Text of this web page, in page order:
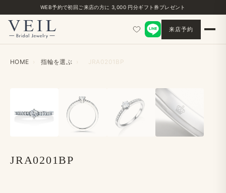
WEB予約で​初回ご来店の​方に​ 3,000 円分ギフト券プレゼント
来店予約
HOME › 指輪を​選ぶ › JRA0201BP
JRA0201BP